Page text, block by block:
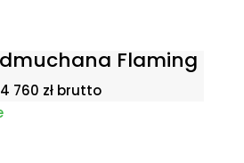
Flaming
760 złbrutto